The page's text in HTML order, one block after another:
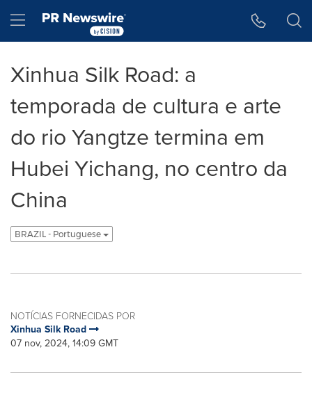
Hamburger menu
Xinhua Silk Road: a
temporada de cultura e arte
do rio Yangtze termina em
Hubei Yichang, no centro da
China
BRAZIL - Portuguese
NOTÍCIAS FORNECIDAS POR
Xinhua Silk Road
07 nov, 2024, 14:09 GMT